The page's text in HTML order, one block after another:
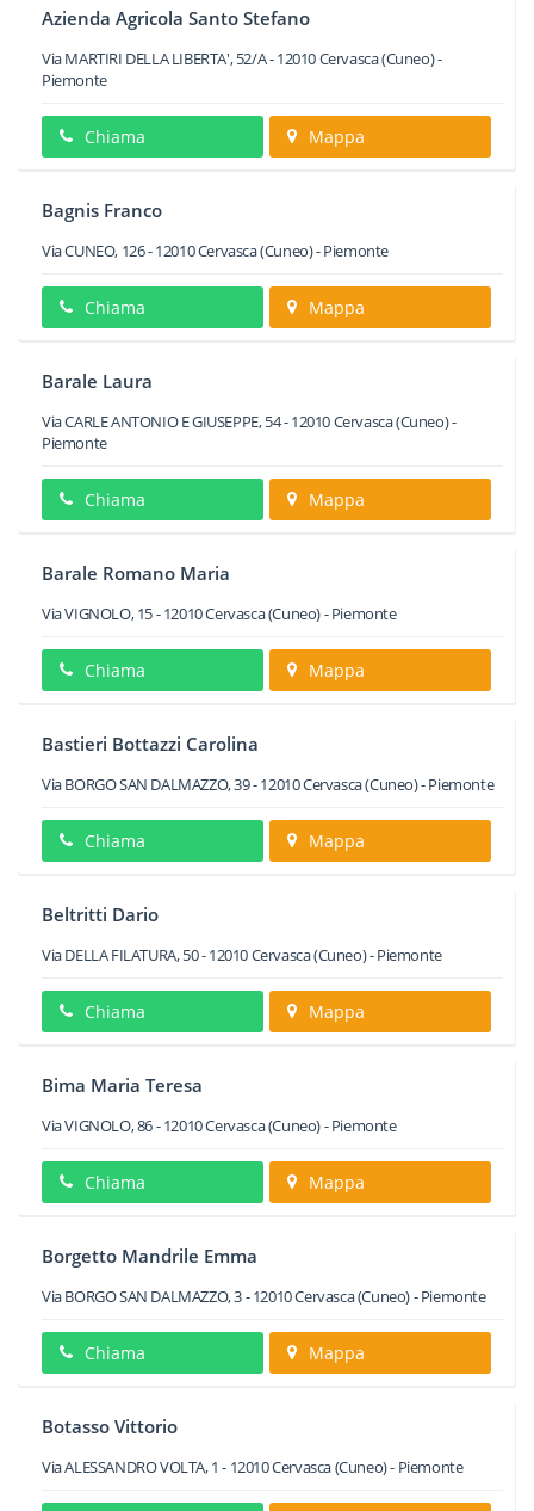
Azienda Agricola Santo Stefano
Via MARTIRI DELLA LIBERTA', 52/A-12010Cervasca(Cuneo) -
Piemonte
Chiama Mappa
Bagnis Franco
Via CUNEO, 126-12010Cervasca(Cuneo) -Piemonte
Chiama Mappa
Barale Laura
Via CARLE ANTONIO E GIUSEPPE, 54-12010Cervasca(Cuneo) -
Piemonte
Chiama Mappa
Barale Romano Maria
Via VIGNOLO, 15-12010Cervasca(Cuneo) -Piemonte
Chiama Mappa
Bastieri Bottazzi Carolina
Via BORGO SAN DALMAZZO, 39-12010Cervasca(Cuneo) -Piemonte
Chiama Mappa
Beltritti Dario
Via DELLA FILATURA, 50-12010Cervasca(Cuneo) -Piemonte
Chiama Mappa
Bima Maria Teresa
Via VIGNOLO, 86-12010Cervasca(Cuneo) -Piemonte
Chiama Mappa
Borgetto Mandrile Emma
Via BORGO SAN DALMAZZO, 3-12010Cervasca(Cuneo) -Piemonte
Chiama Mappa
Botasso Vittorio
Via ALESSANDRO VOLTA, 1 - 12010Cervasca(Cuneo) - Piemonte